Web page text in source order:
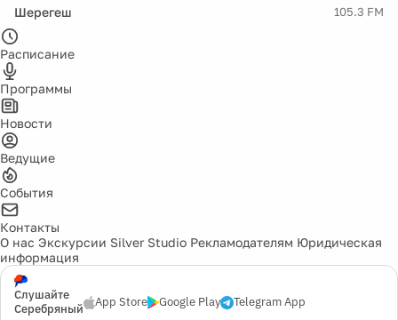
Шерегеш 105.3 FM
Расписание
Программы
Новости
Ведущие
События
Контакты
О нас Экскурсии Silver Studio Рекламодателям Юридическая
информация
Слушайте
Серебряный
App Store Google Play Telegram App